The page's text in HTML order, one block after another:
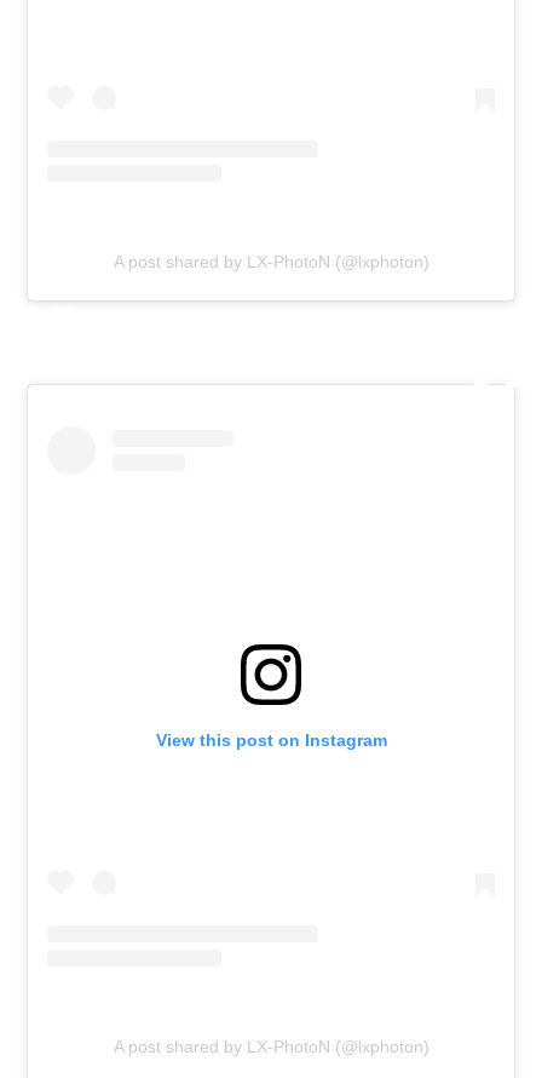
A post shared by LX-PhotoN (@lxphoton)
View this post on Instagram
A post shared by LX-PhotoN (@lxphoton)